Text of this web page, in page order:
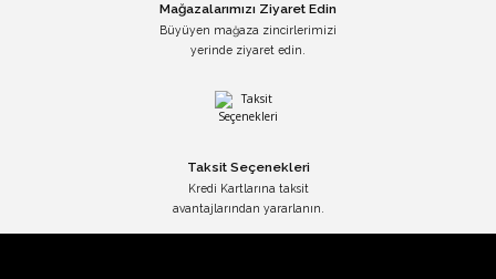
Mağazalarımızı Ziyaret Edin
Büyüyen mağaza zincirlerimizi
yerinde ziyaret edin.
Taksit Seçenekleri
Kredi Kartlarına taksit
avantajlarından yararlanın.